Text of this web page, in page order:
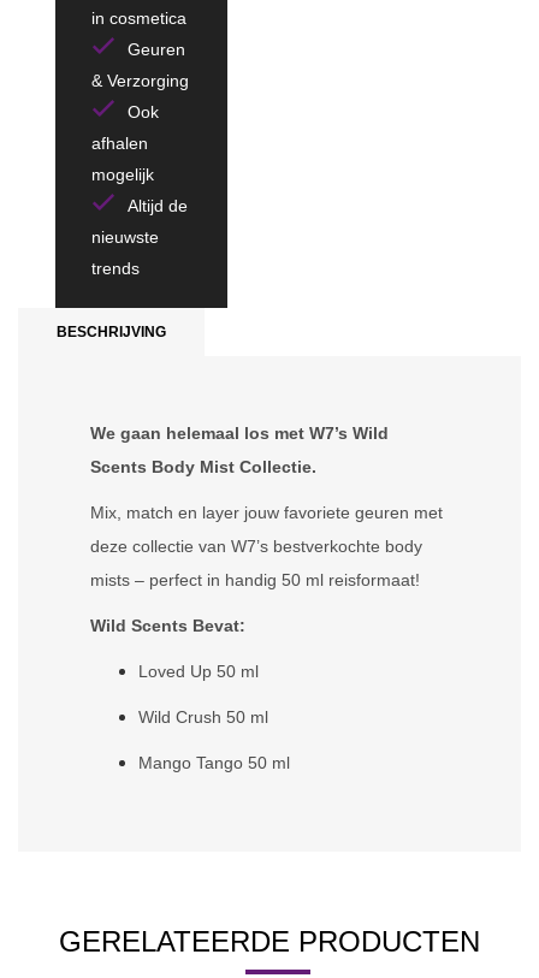
in cosmetica
Geuren
& Verzorging
Ook
afhalen
mogelijk
Altijd de
nieuwste
trends
BESCHRIJVING
We gaan helemaal los met W7’s Wild
Scents Body Mist Collectie.
Mix, match en layer jouw favoriete geuren met
deze collectie van W7’s bestverkochte body
mists – perfect in handig 50 ml reisformaat!
Wild Scents Bevat:
Loved Up 50 ml
Wild Crush 50 ml
Mango Tango 50 ml
GERELATEERDE PRODUCTEN